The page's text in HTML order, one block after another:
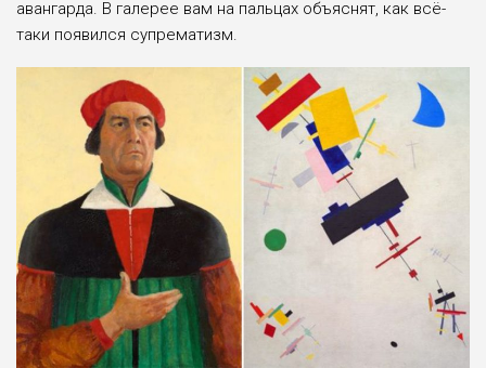
авангарда. В галерее вам на пальцах объяснят, как всё-
таки появился супрематизм.